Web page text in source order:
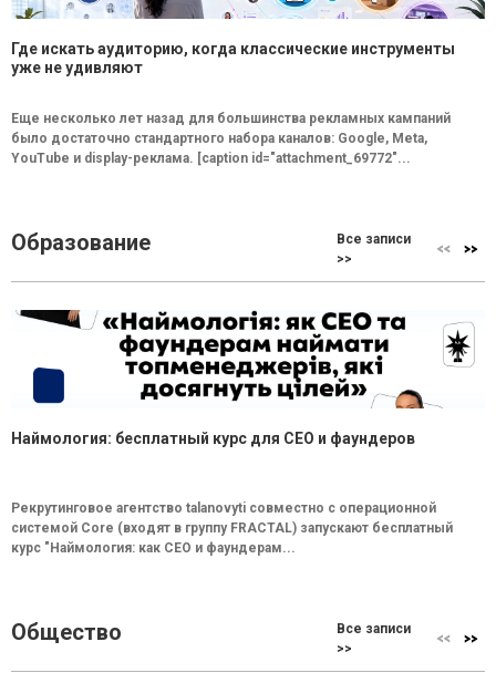
Где искать аудиторию, когда классические инструменты
уже не удивляют
Еще несколько лет назад для большинства рекламных кампаний
было достаточно стандартного набора каналов: Google, Meta,
YouTube и display-реклама. [caption id="attachment_69772"...
Образование
Все записи
>>
Наймология: бесплатный курс для CEO и фаундеров
Рекрутинговое агентство talanovyti совместно с операционной
системой Core (входят в группу FRACTAL) запускают бесплатный
курс "Наймология: как СEO и фаундерам...
Общество
Все записи
>>